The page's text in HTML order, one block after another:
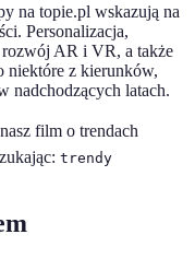
na topie.pl wskazują na
Personalizacja,
AR i VR, a także
niektóre z kierunków,
nadchodzących latach.
film o trendach
trendy